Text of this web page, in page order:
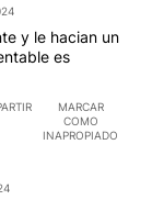
y le hacian un
es
MARCAR
COMO
INAPROPIADO